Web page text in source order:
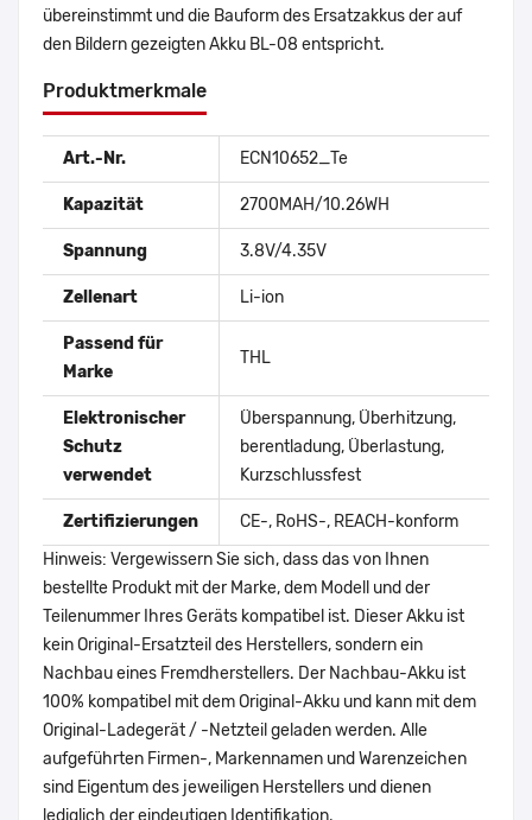
übereinstimmt und die Bauform des Ersatzakkus der auf
den Bildern gezeigten Akku BL-08 entspricht.
Produktmerkmale
Art.-Nr. ECN10652_Te
Kapazität 2700MAH/10.26WH
Spannung 3.8V/4.35V
Zellenart Li-ion
Passend für
Marke
THL
Elektronischer
Schutz
verwendet
Überspannung, Überhitzung,
berentladung, Überlastung,
Kurzschlussfest
Zertifizierungen
CE-, RoHS-, REACH-konform
Hinweis: Vergewissern Sie sich, dass das von Ihnen
bestellte Produkt mit der Marke, dem Modell und der
Teilenummer Ihres Geräts kompatibel ist. Dieser Akku ist
kein Original-Ersatzteil des Herstellers, sondern ein
Nachbau eines Fremdherstellers. Der Nachbau-Akku ist
100% kompatibel mit dem Original-Akku und kann mit dem
Original-Ladegerät / -Netzteil geladen werden. Alle
aufgeführten Firmen-, Markennamen und Warenzeichen
sind Eigentum des jeweiligen Herstellers und dienen